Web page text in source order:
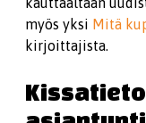
myös yksi Mitä
kirjoittajista.